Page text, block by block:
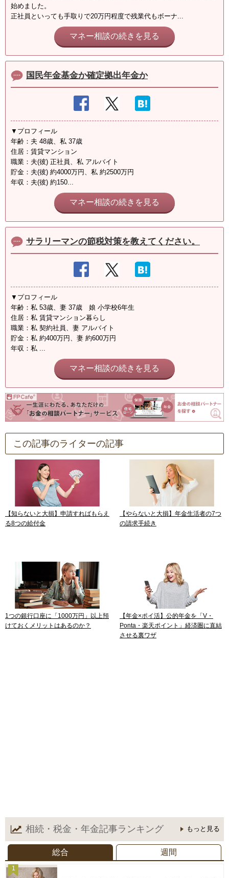
始めました。
正社員といっても手取りで20万円程度で残業代もボーナ...
マネー相談の続きを見る
国民年金基金か確定拠出年金か
▼プロフィール
年齢：夫 48歳、私 37歳
住居：賃貸マンション
職業：夫(彼) 正社員、私 アルバイト
貯金：夫(彼) 約4000万円、私 約2500万円
年収：夫(彼) 約150...
マネー相談の続きを見る
サラリーマンの節税対策を教えてください。
▼プロフィール
年齢：私 53歳、妻 37歳 娘 小学校6年生
住居：私 賃貸マンション暮らし
職業：私 契約社員、妻 アルバイト
貯金：私 約400万円、妻 約600万円
年収：私 ...
マネー相談の続きを見る
この記事のライターの記事
【知らないと大損】申請すればもらえ
る8つの給付金
【やらないと大損】年金生活者の7つ
の請求手続き
1つの銀行口座に「1000万円」以上預
けておくメリットはあるのか？
【年金×ポイ活】公的年金を「V・
Ponta・楽天ポイント」経済圏に直結
させる裏ワザ
相続・税金・年金記事ランキング もっと見る
総合 週間
1